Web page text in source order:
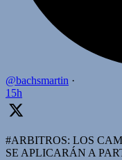
@bachsmartin ·
15h
#ARBITROS: LOS
SE APLICARÁN A